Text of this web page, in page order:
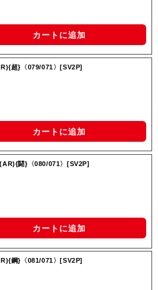
カートに追加
超}〈079/071〉[SV2P]
カートに追加
闘}〈080/071〉[SV2P]
カートに追加
鋼}〈081/071〉[SV2P]